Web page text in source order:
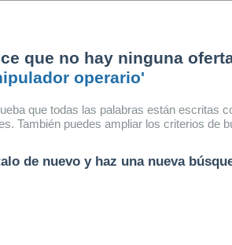
que no hay ninguna
operario'
que todas las palabras están escritas
También puedes ampliar los criterios de
de nuevo y haz una nueva